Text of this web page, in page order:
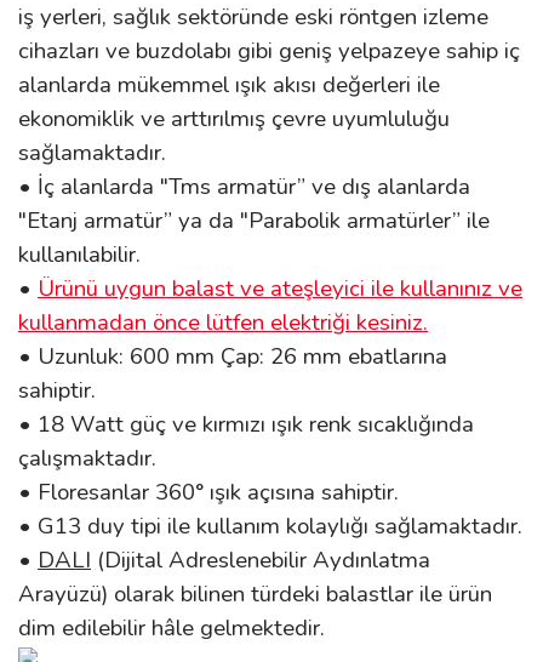
iş yerleri, sağlık sektöründe eski röntgen izleme
cihazları ve buzdolabı gibi geniş yelpazeye sahip iç
alanlarda mükemmel ışık akısı değerleri ile
ekonomiklik ve arttırılmış çevre uyumluluğu
sağlamaktadır.
• İç alanlarda "Tms armatür” ve dış alanlarda
"Etanj armatür” ya da "Parabolik armatürler” ile
kullanılabilir.
• Ürünü uygun balast ve ateşleyici ile kullanınız ve
kullanmadan önce lütfen elektriği kesiniz.
• Uzunluk: 600 mm Çap: 26 mm ebatlarına
sahiptir.
• 18 Watt güç ve kırmızı ışık renk sıcaklığında
çalışmaktadır.
• Floresanlar 360° ışık açısına sahiptir.
• G13 duy tipi ile kullanım kolaylığı sağlamaktadır.
• DALI (Dijital Adreslenebilir Aydınlatma
Arayüzü) olarak bilinen türdeki balastlar ile ürün
dim edilebilir hâle gelmektedir.